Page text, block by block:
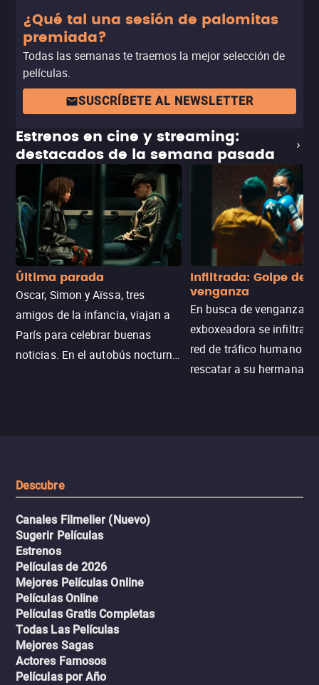
¿Qué tal una sesión de palomitas
premiada?
Todas las semanas te traemos la mejor selección de
películas.
SUSCRÍBETE AL NEWSLETTER
Estrenos en cine y streaming:
destacados de la semana pasada
Última parada
Oscar, Simon y Aïssa, tres
amigos de la infancia, viajan a
París para celebrar buenas
noticias. En el autobús nocturno
Infiltrada: Golpe de
venganza
En busca de venganza,
exboxeadora se infiltra
red de tráfico humano
rescatar a su hermana
Descubre
Canales Filmelier (Nuevo)
Sugerir Películas
Estrenos
Películas de 2026
Mejores Películas Online
Películas Online
Películas Gratis Completas
Todas Las Películas
Mejores Sagas
Actores Famosos
Películas por Año